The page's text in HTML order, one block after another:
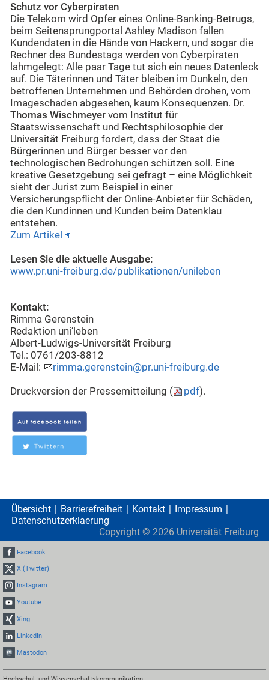
Schutz vor Cyberpiraten
Die Telekom wird Opfer eines Online-Banking-Betrugs,
beim Seitensprungportal Ashley Madison fallen
Kundendaten in die Hände von Hackern, und sogar die
Rechner des Bundestags werden von Cyberpiraten
lahmgelegt: Alle paar Tage tut sich ein neues Datenleck
auf. Die Täterinnen und Täter bleiben im Dunkeln, den
betroffenen Unternehmen und Behörden drohen, vom
Imageschaden abgesehen, kaum Konsequenzen. Dr.
Thomas Wischmeyer vom Institut für
Staatswissenschaft und Rechtsphilosophie der
Universität Freiburg fordert, dass der Staat die
Bürgerinnen und Bürger besser vor den
technologischen Bedrohungen schützen soll. Eine
kreative Gesetzgebung sei gefragt – eine Möglichkeit
sieht der Jurist zum Beispiel in einer
Versicherungspflicht der Online-Anbieter für Schäden,
die den Kundinnen und Kunden beim Datenklau
entstehen.
Zum Artikel
Lesen Sie die aktuelle Ausgabe:
www.pr.uni-freiburg.de/publikationen/unileben
Kontakt:
Rimma Gerenstein
Redaktion uni’leben
Albert-Ludwigs-Universität Freiburg
Tel.: 0761/203-8812
E-Mail:
rimma.gerenstein@pr.uni-freiburg.de
Druckversion der Pressemitteilung ( pdf).
Übersicht Barrierefreiheit Kontakt
Impressum
Datenschutzerklaerung
Copyright © 2026 Universität Freiburg
Facebook
X (Twitter)
Instagram
Youtube
Xing
LinkedIn
Mastodon